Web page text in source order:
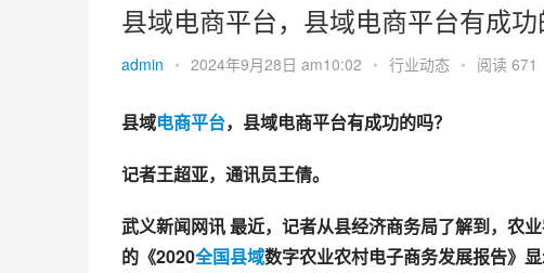
县域电商平台，县域电商平台有成功
admin • 2024年9月28日 am10:02 • 行业动态 • 阅读 671
县域电商平台，县域电商平台有成功的吗？
记者王超亚，通讯员王倩。
武义新闻网讯 最近，记者从县经济商务局了解到，农
的《2020全国县域数字农业农村电子商务发展报告》